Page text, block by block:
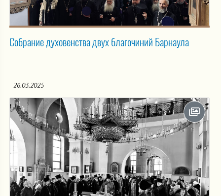
Собрание духовенства двух благочиний Барнаула
26.03.2025